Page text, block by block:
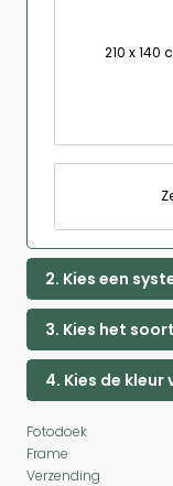
210 x 140
2. Kies een
3. Kies het
4. Kies de
Fotodoek
Frame
Verzending